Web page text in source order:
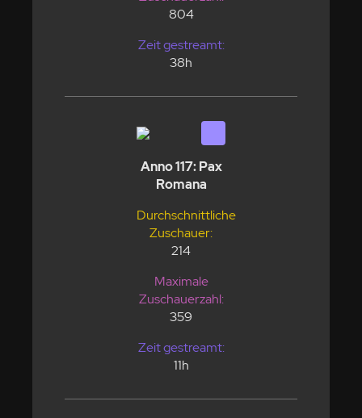
804
Zeit gestreamt:
38h
Anno 117: Pax
Romana
Durchschnittliche
Zuschauer:
214
Maximale
Zuschauerzahl:
359
Zeit gestreamt:
11h